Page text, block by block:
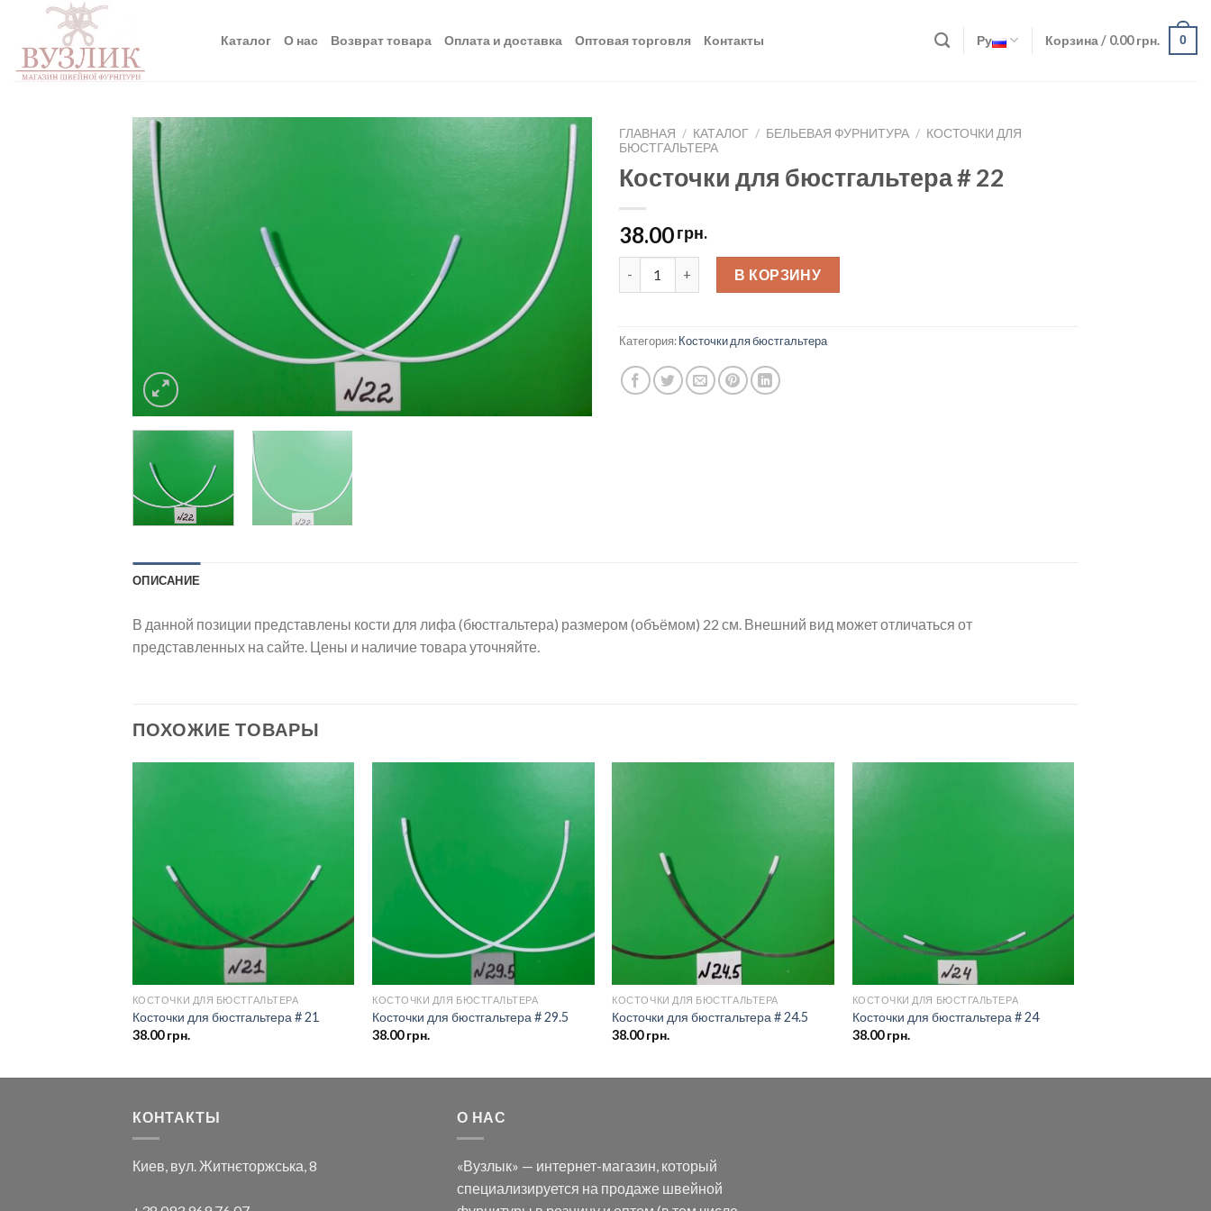
content
Каталог О нас Возврат товара Оплата и доставка Оптовая торговля Контакты Ру Корзина / 0.00грн. 0
Добавить
в список
желаний
ГЛАВНАЯ / КАТАЛОГ / БЕЛЬЕВАЯ ФУРНИТУРА / КОСТОЧКИ ДЛЯ
БЮСТГАЛЬТЕРА
Косточки для бюстгальтера # 22
38.00грн.
Косточки для бюстгальтера # 22 quantity
В КОРЗИНУ
Категория:Косточки для бюстгальтера
ОПИСАНИЕ
В данной позиции представлены кости для лифа (бюстгальтера) размером (объёмом) 22 см. Внешний вид может отличаться от
представленных на сайте. Цены и наличие товара уточняйте.
ПОХОЖИЕ ТОВАРЫ
КОСТОЧКИ ДЛЯ БЮСТГАЛЬТЕРА
Косточки для бюстгальтера # 21
38.00грн.
в список
желаний
КОСТОЧКИ ДЛЯ БЮСТГАЛЬТЕРА
Косточки для бюстгальтера # 29.5
38.00грн.
КОСТОЧКИ ДЛЯ БЮСТГАЛЬТЕРА
Косточки для бюстгальтера # 24.5
38.00грн.
КОСТОЧКИ ДЛЯ БЮСТГАЛЬТЕРА
Косточки для бюстгальтера # 24
38.00грн.
КОНТАКТЫ
Киев, вул. Житнєторжська, 8
О НАС
«Вузлык» — интернет-магазин, который
специализируется на продаже швейной